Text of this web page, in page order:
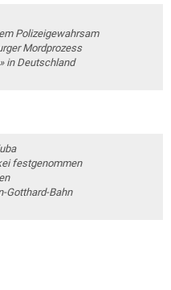
Polizeigewahrsam
Mordprozess
in Deutschland
festgenommen
Gotthard-Bahn